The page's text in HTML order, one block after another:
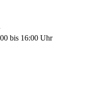
bis 16:00 Uhr